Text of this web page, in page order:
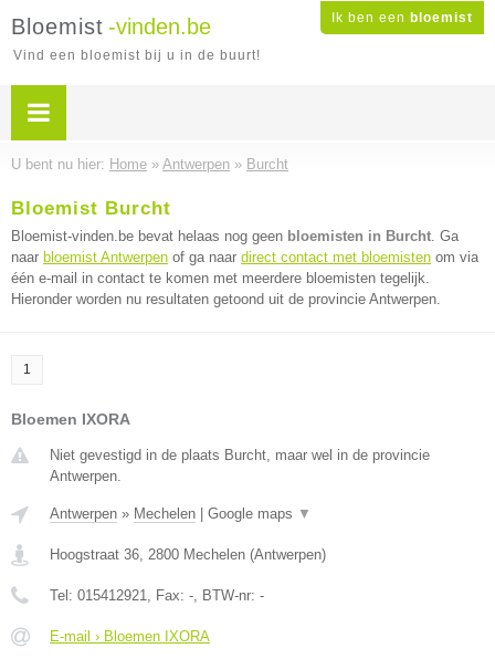
Ik ben een bloemist
Bloemist -vinden.be
Vind een bloemist bij u in de buurt!
U bent nu hier: Home » Antwerpen » Burcht
Bloemist Burcht
Bloemist-vinden.be bevat helaas nog geen bloemisten in Burcht. Ga
naar bloemist Antwerpen of ga naar direct contact met bloemisten om via
één e-mail in contact te komen met meerdere bloemisten tegelijk.
Hieronder worden nu resultaten getoond uit de provincie Antwerpen.
1
Bloemen IXORA
Niet gevestigd in de plaats Burcht, maar wel in de provincie
Antwerpen.
Antwerpen » Mechelen Google maps ▼
Hoogstraat 36, 2800 Mechelen (Antwerpen)
Tel: 015412921, Fax: -, BTW-nr: -
E-mail › Bloemen IXORA